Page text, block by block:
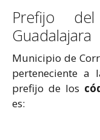
Prefijo
Guadalajara
Municipio de
perteneciente a
prefijo de los
es: